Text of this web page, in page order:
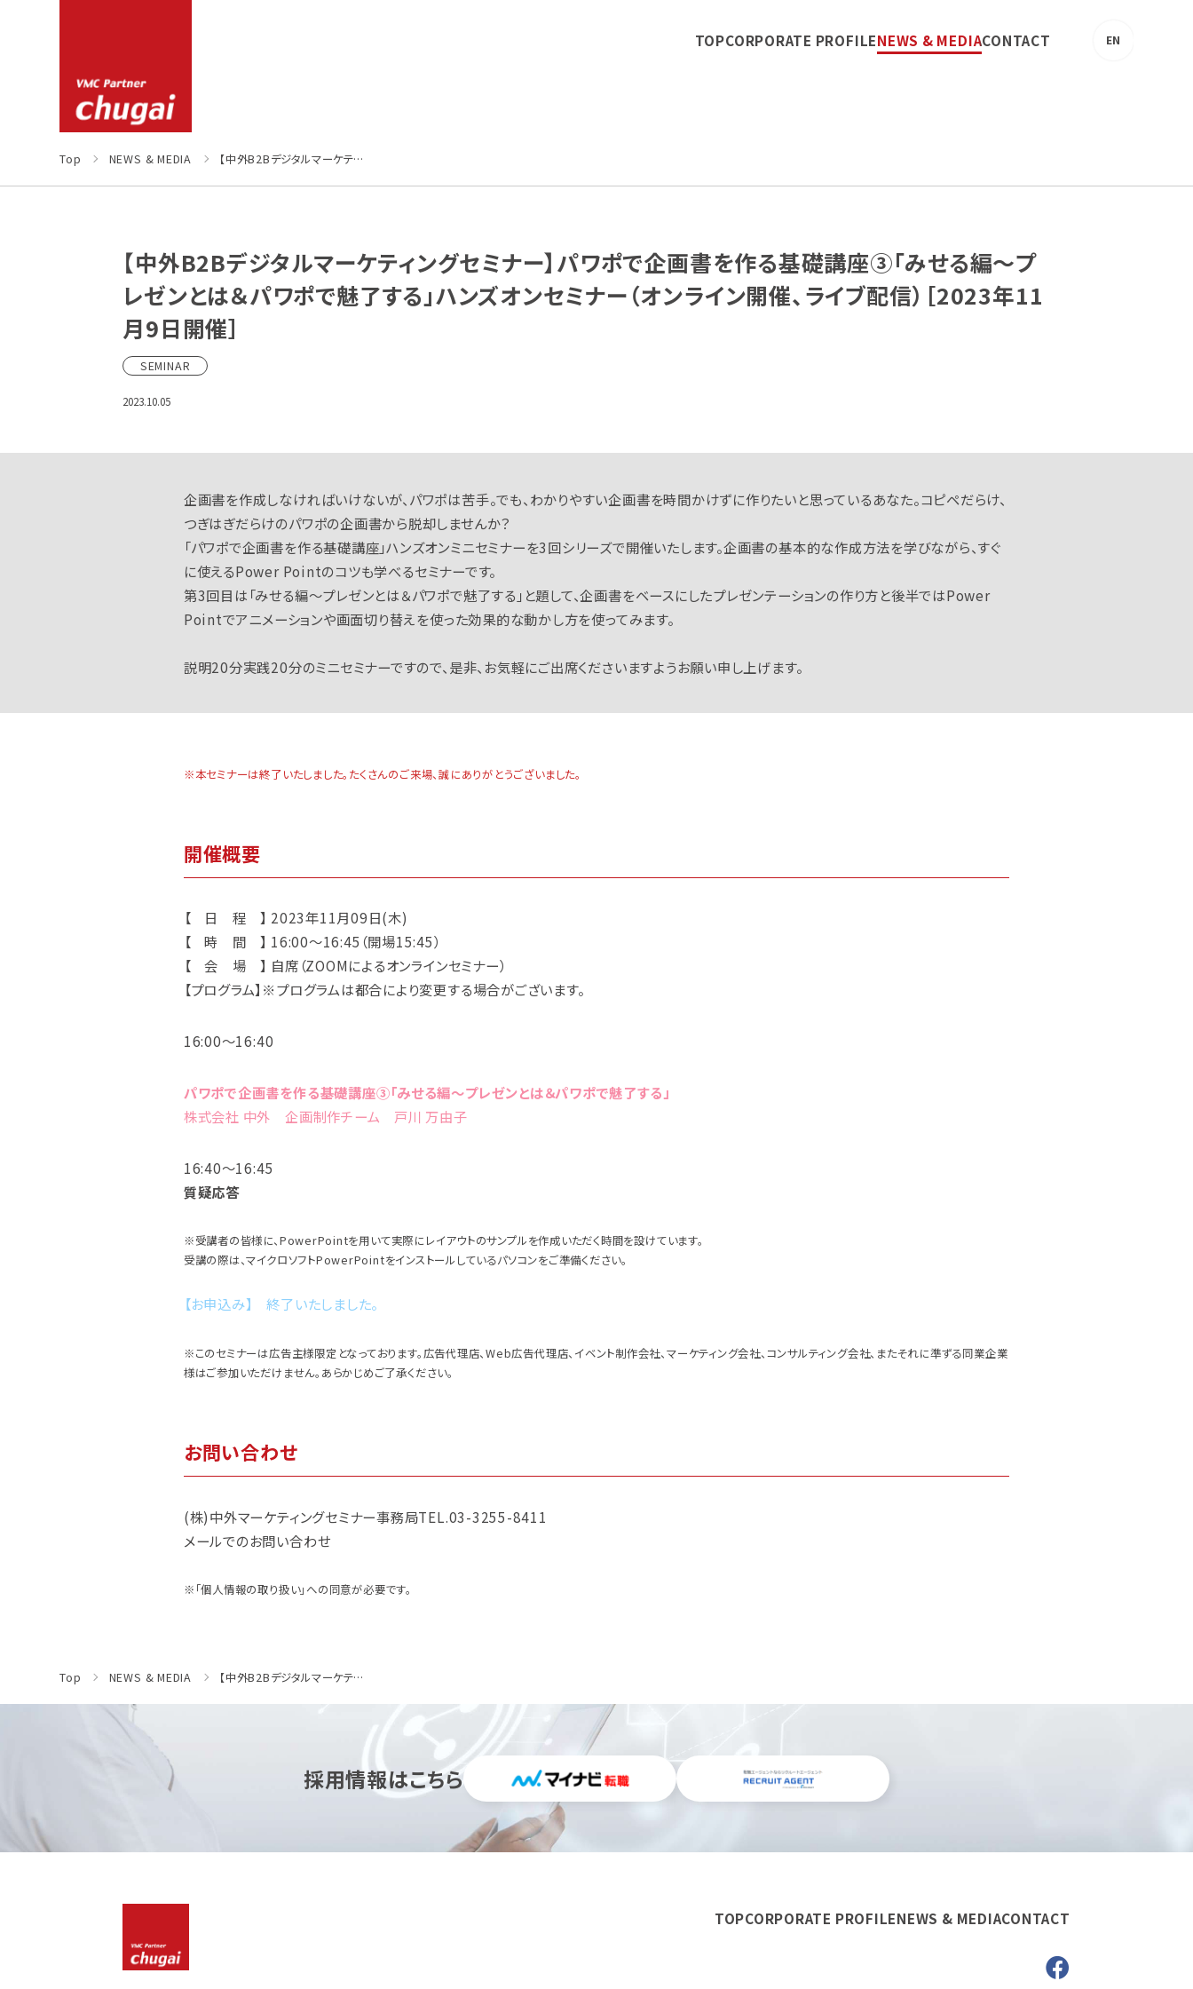
TOPCORPORATE PROFILENEWS & MEDIACONTACT EN
Top NEWS & MEDIA 【中外B2Bデジタルマーケティングセミナー】パワポで企画書を作る基礎講座③「みせる編～プレゼンとは＆パワポで魅了する」ハンズオンセミナー（オンライン開催、ライブ配信）［2023年11月9日開催］
【中外B2Bデジタルマーケティングセミナー】パワポで企画書を作る基礎講座③「みせる編～プ
レゼンとは＆パワポで魅了する」ハンズオンセミナー（オンライン開催、ライブ配信）［2023年11
月9日開催］
SEMINAR
2023.10.05
企画書を作成しなければいけないが、パワポは苦手。でも、わかりやすい企画書を時間かけずに作りたいと思っているあなた。コピペだらけ、
つぎはぎだらけのパワポの企画書から脱却しませんか？
「パワポで企画書を作る基礎講座」ハンズオンミニセミナーを3回シリーズで開催いたします。企画書の基本的な作成方法を学びながら、すぐ
に使えるPower Pointのコツも学べるセミナーです。
第3回目は「みせる編～プレゼンとは＆パワポで魅了する」と題して、企画書をベースにしたプレゼンテーションの作り方と後半ではPower
Pointでアニメーションや画面切り替えを使った効果的な動かし方を使ってみます。
説明20分実践20分のミニセミナーですので、是非、お気軽にご出席くださいますようお願い申し上げます。
※本セミナーは終了いたしました。たくさんのご来場、誠にありがとうございました。
開催概要
【 日 程 】 2023年11月09日(木)
【 時 間 】 16:00～16:45（開場15:45）
【 会 場 】 自席（ZOOMによるオンラインセミナー）
【プログラム】※プログラムは都合により変更する場合がございます。
16:00～16:40
パワポで企画書を作る基礎講座③「みせる編～プレゼンとは＆パワポで魅了する」
株式会社 中外 企画制作チーム 戸川 万由子
16:40～16:45
質疑応答
※受講者の皆様に、PowerPointを用いて実際にレイアウトのサンプルを作成いただく時間を設けています。
受講の際は、マイクロソフトPowerPointをインストールしているパソコンをご準備ください。
【お申込み】 終了いたしました。
※このセミナーは広告主様限定となっております。広告代理店、Web広告代理店、イベント制作会社、マーケティング会社、コンサルティング会社、またそれに準ずる同業企業
様はご参加いただけません。あらかじめご了承ください。
お問い合わせ
(株)中外マーケティングセミナー事務局TEL.03-3255-8411
メールでのお問い合わせ
※「個人情報の取り扱い」への同意が必要です。
Top NEWS & MEDIA 【中外B2Bデジタルマーケティングセミナー】パワポで企画書を作る基礎講座③「みせる編～プレゼンとは＆パワポで魅了する」ハンズオンセミナー（オンライン開催、ライブ配信）［2023年11月9日開催］
採用情報はこちら
TOPCORPORATE PROFILENEWS & MEDIACONTACT